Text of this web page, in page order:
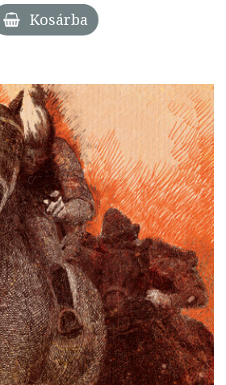
Kosárba